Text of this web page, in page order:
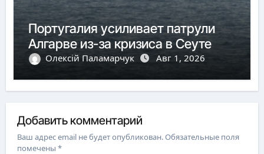
Португалия усиливает патрули
Алгарве из-за кризиса в Сеуте
Олексій Паламарчук Авг 1, 2026
Добавить комментарий
Ваш адрес email не будет опубликован.Обязательные поля
помечены*